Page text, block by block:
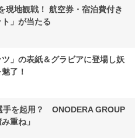
現地観戦！ 航空券・宿泊費付き
ト」が当たる
」の表紙＆グラビアに登場し妖
了！
手を起用？ ONODERA GROUP
重ね」